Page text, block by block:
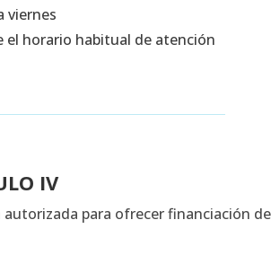
viernes
el horario habitual de atención
IV
autorizada para ofrecer financiación